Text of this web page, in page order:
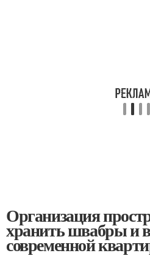
Организация
хранить швабры и
современной